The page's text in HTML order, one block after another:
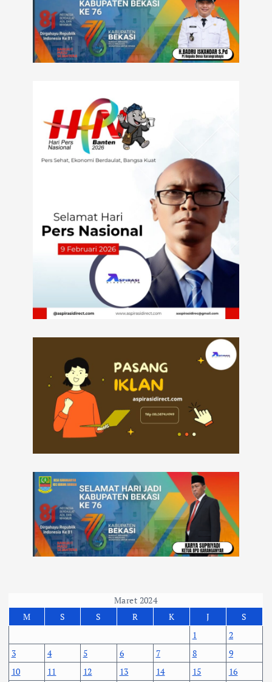
Maret 2024
M
S S R K J
S
1
2
3
4 5 6 7 8
9
10
11 12 13 14 15
16